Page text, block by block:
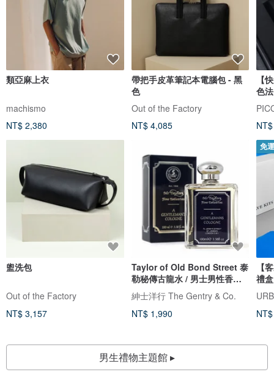
類亞麻上衣
machismo
NT$ 2,380
盥洗包
Out of the Factory
NT$ 3,157
帶把手皮革筆記本電腦包 - 黑
色
Out of the Factory
NT$ 4,085
Taylor of Old Bond Street 泰
勒秘傳古龍水 / 男士男性香水
香氛
紳士洋行 The Gentry & Co.
NT$ 1,990
【
色
免
【
禮
男生禮物主題館 ▸